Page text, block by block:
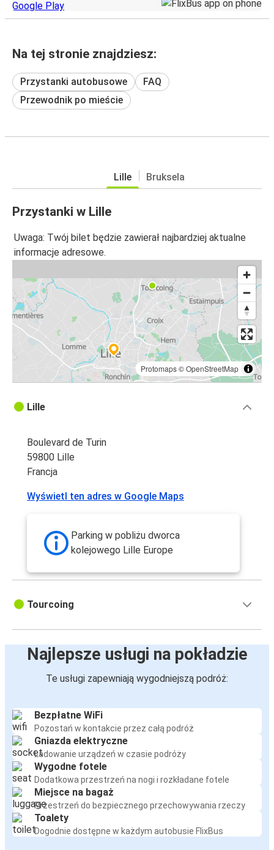
Na tej stronie znajdziesz:
Przystanki autobusowe
FAQ
Przewodnik po mieście
Lille Bruksela
Przystanki w Lille
Uwaga: Twój bilet będzie zawierał najbardziej aktualne
informacje adresowe.
Protomaps©OpenStreetMap
Lille
Boulevard de Turin
59800 Lille
Francja
Wyświetl ten adres w Google Maps
Parking w pobliżu dworca
kolejowego Lille Europe
Tourcoing
Najlepsze usługi na pokładzie
Te usługi zapewniają wygodniejszą podróż:
Bezpłatne WiFi
Pozostań w kontakcie przez całą podróż
Gniazda elektryczne
Ładowanie urządzeń w czasie podróży
Wygodne fotele
Dodatkowa przestrzeń na nogi i rozkładane fotele
Miejsce na bagaż
Przestrzeń do bezpiecznego przechowywania rzeczy
Toalety
Dogodnie dostępne w każdym autobusie FlixBus